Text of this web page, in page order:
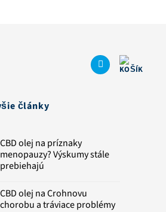
články
CBD olej na príznaky
menopauzy? Výskumy stále
prebiehajú
CBD olej na Crohnovu
chorobu a tráviace problémy